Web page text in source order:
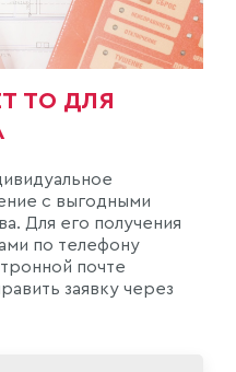
ТО ДЛЯ
с выгодными
Для его получения
по телефону
почте
заявку через